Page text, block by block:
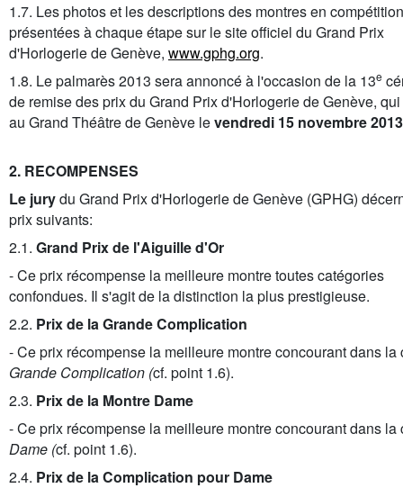
1.7. Les photos et les descriptions des montres en
présentées à chaque étape sur le site officiel du Grand Prix
d'Horlogerie de Genève, www.gphg.org.
1.8. Le palmarès 2013 sera annoncé à l'occasion de la 13e
de remise des prix du Grand Prix d'Horlogerie de Genève,
au Grand Théâtre de Genève levendredi 15 novembre
2. RECOMPENSES
Le jurydu Grand Prix d'Horlogerie de Genève (GPHG)
prix suivants:
2.1. Grand Prix de l'Aiguille d'Or
- Ce prix récompense la meilleure montre toutes catégories
confondues. Il s'agit de la distinction la plus prestigieuse.
2.2. Prix de la Grande Complication
- Ce prix récompense la meilleure montre concourant dans la
Grande Complication (cf. point 1.6).
2.3. Prix de la Montre Dame
- Ce prix récompense la meilleure montre concourant dans la
Dame (cf. point 1.6).
2.4. Prix de la Complication pour Dame